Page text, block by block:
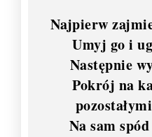
Najpierw
Umyj go i
Następnie
Pokrój na
Na sam